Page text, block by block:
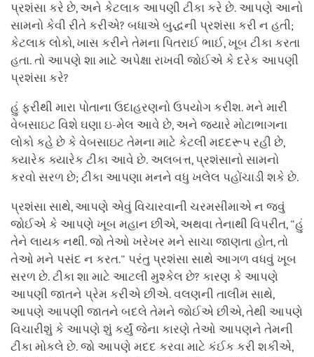
પ્રશંસા કરે છે, અને કેટલાક આપણી ટીકા કરે છે. આપણે આનો
સામનો કેવી રીતે કરીએ? બધાએ બુદ્ધની પ્રશંસા કરી ન હતી;
કેટલાક લોકો, ખાસ કરીને તેમના પિતરાઈ ભાઈ, ખૂબ ટીકા કરતા
હતા. તો આપણે શા માટે અપેક્ષા રાખવી જોઈએ કે દરેક આપણી
પ્રશંસા કરે?
હું ફરીથી મારા પોતાના ઉદાહરણનો ઉપયોગ કરીશ. મને મારી
વેબસાઇટ વિશે ઘણા ઇ-મેલ આવે છે, અને જ્યારે મોટાભાગના
લોકો કહે છે કે વેબસાઇટ તેમના માટે કેટલી મદદરૂપ રહી છે,
ક્યારેક ક્યારેક ટીકા આવે છે. અલબત્ત, પ્રશંસાનો સામનો
કરવો સરળ છે; ટીકા આપણા મનને વધુ ખલેલ પહોંચાડી શકે છે.
પ્રશંસા સાથે, આપણે એવું વિચારવાની ચરમસીમાએ ન જવું
જોઈએ કે આપણે ખૂબ મહાન છીએ, અથવા તેનાથી વિપરીત, "હું
તેને લાયક નથી. જો તેઓ ખરેખર મને સાચા જાણતા હોત, તો
તેઓ મને પસંદ ન કરત." પરંતુ પ્રશંસા સાથે આગળ વધવું ખૂબ
સરળ છે. ટીકા શા માટે આટલી મુશ્કેલ છે? કારણ કે આપણે
આપણી જાતને પ્રેમ કરીએ છીએ. વલણની તાલીમ સાથે,
આપણે આપણી જાતને બદલે તેમને જોઈએ છીએ, તેથી આપણે
વિચારીશું કે આપણે શું કર્યું જેના કારણે તેઓ આપણને તેમની
ટીકા મોકલે છે. જો આપણે મદદ કરવા માટે કંઈક કરી શકીએ,